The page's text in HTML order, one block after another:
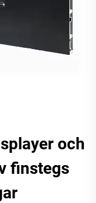
och
finstegs